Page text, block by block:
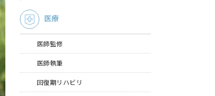
医療
医師監修
医師執筆
回復期リハビリ